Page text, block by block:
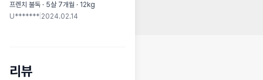
프렌치 불독 · 5살 7개월 · 12kg
U******* 2024.02.14
리뷰